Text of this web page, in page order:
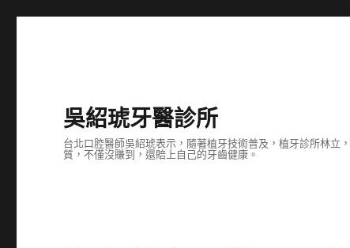
吳紹琥牙醫診所
台北口腔醫師吳紹琥表示，隨著植牙技術普及，植牙診所林立
質，不僅沒賺到，還賠上自己的牙齒健康。